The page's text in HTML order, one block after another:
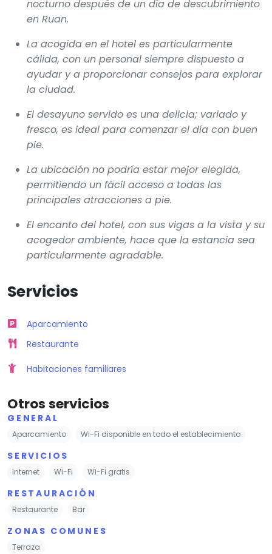
nocturno después de un día de descubrimiento
en Ruan.
La acogida en el hotel es particularmente
cálida, con un personal siempre dispuesto a
ayudar y a proporcionar consejos para explorar
la ciudad.
El desayuno servido es una delicia; variado y
fresco, es ideal para comenzar el día con buen
pie.
La ubicación no podría estar mejor elegida,
permitiendo un fácil acceso a todas las
principales atracciones a pie.
El encanto del hotel, con sus vigas a la vista y su
acogedor ambiente, hace que la estancia sea
particularmente agradable.
Servicios
Aparcamiento
Restaurante
Habitaciones familiares
Otros servicios
GENERAL
Aparcamiento Wi-Fi disponible en todo el establecimiento
SERVICIOS
Internet Wi-Fi Wi-Fi gratis
RESTAURACIÓN
Restaurante Bar
ZONAS COMUNES
Terraza